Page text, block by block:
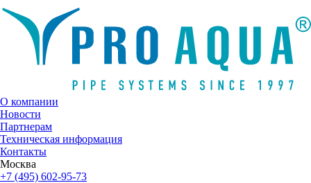
О компании
Новости
Партнерам
Техническая информация
Контакты
Москва
+7 (495) 602-95-73